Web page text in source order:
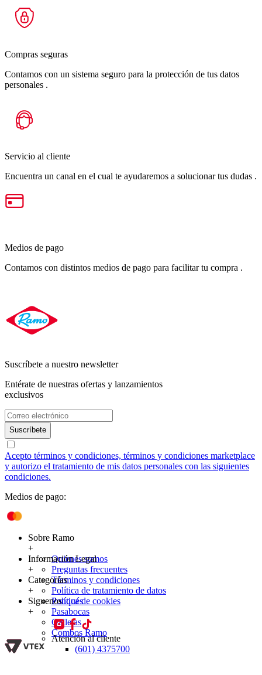
Compras seguras
Contamos con un sistema seguro para la protección de tus datos
personales .
Servicio al cliente
Encuentra un canal en el cual te ayudaremos a solucionar tus dudas .
Medios de pago
Contamos con distintos medios de pago para facilitar tu compra .
Suscríbete a nuestro newsletter
Entérate de nuestras ofertas y lanzamientos
exclusivos
Suscríbete
Acepto términos y condiciones, términos y condiciones marketplace
y autorizo el tratamiento de mis datos personales con las siguientes
condiciones.
Medios de pago:
Sobre Ramo
+
Quienes somos
Preguntas frecuentes
Información Legal
+
Términos y condiciones
Política de tratamiento de datos
Política de cookies
Categorías
+
Ponqués
Pasabocas
Galletas
Combos Ramo
Siguenos
+
Atención al cliente
(601) 4375700